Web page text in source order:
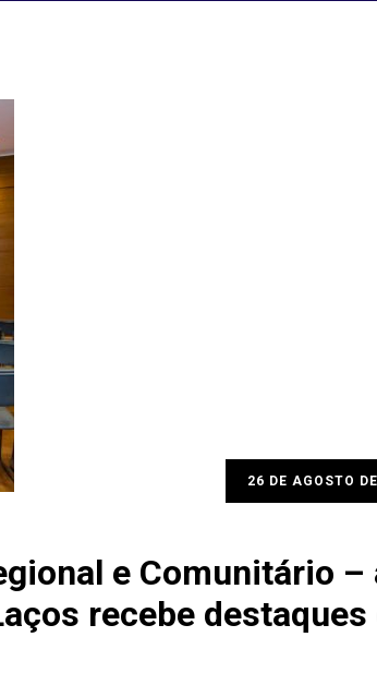
26 DE AGOSTO
e Comunitário –
recebe destaques